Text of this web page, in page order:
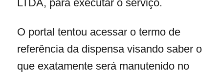
LTDA, para executar o serviço.
O portal tentou acessar o termo de
referência da dispensa visando saber o
que exatamente será manutenido no